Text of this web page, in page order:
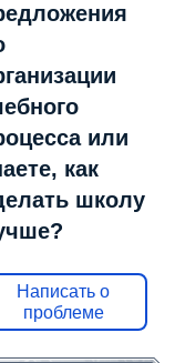
или
как
школу
Написать о
проблеме